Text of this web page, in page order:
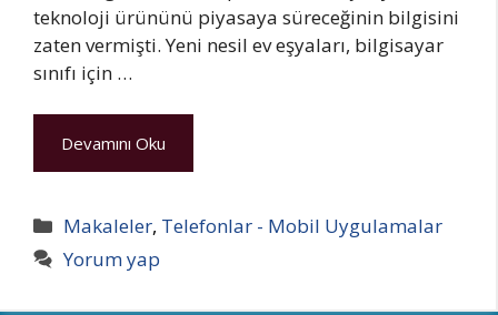
teknoloji ürününü piyasaya süreceğinin bilgisini
zaten vermişti. Yeni nesil ev eşyaları, bilgisayar
sınıfı için …
Devamını Oku
Kategoriler
Makaleler, Telefonlar - Mobil Uygulamalar
Yorum yap